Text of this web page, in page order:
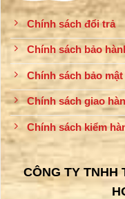
Chính sách đổi trả
Chính sách bảo
Chính sách bảo mật
Chính sách giao
Chính sách kiểm
CÔNG TY TNHH